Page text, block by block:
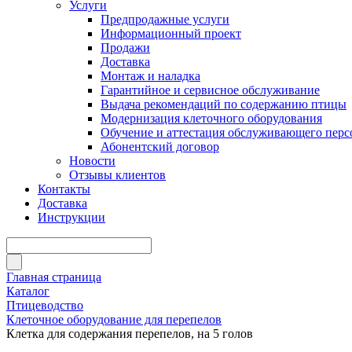
Услуги
Предпродажные услуги
Информационный проект
Продажи
Доставка
Монтаж и наладка
Гарантийное и сервисное обслуживание
Выдача рекомендаций по содержанию птицы
Модернизация клеточного оборудования
Обучение и аттестация обслуживающего
Абонентский договор
Новости
Отзывы клиентов
Контакты
Доставка
Инструкции
Главная страница
Каталог
Птицеводство
Клеточное оборудование для перепелов
Клетка для содержания перепелов, на 5 голов